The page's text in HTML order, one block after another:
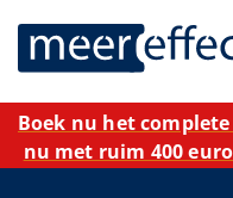
Boek nu het
nu met ruim 400